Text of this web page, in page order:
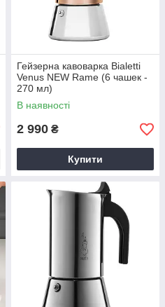
Гейзерна кавоварка Bialetti
Venus NEW Rame (6 чашек -
270 мл)
В наявності
2 990 ₴
Купити